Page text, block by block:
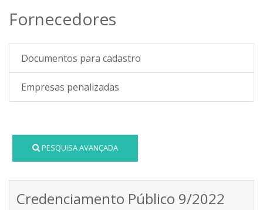
Fornecedores
Documentos para cadastro
Empresas penalizadas
PESQUISA AVANÇADA
Credenciamento Público 9/2022